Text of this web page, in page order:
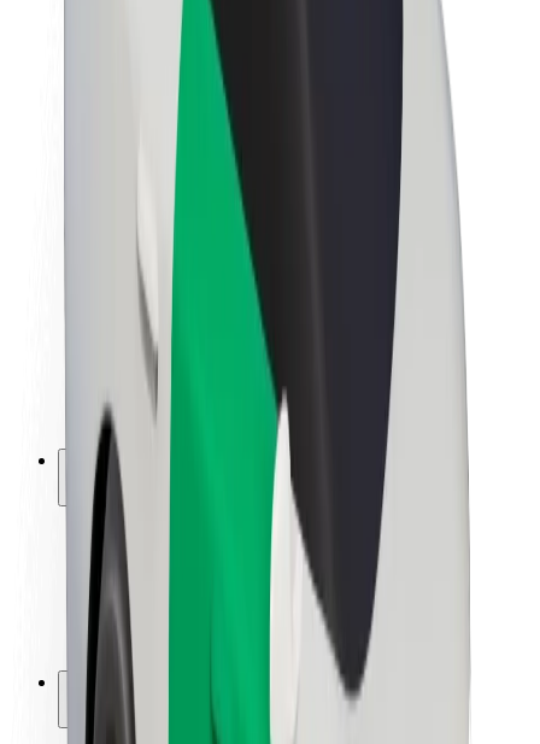
Udržitelnost podle Boltu
Projekt Zero
Tiskové centrum
Pokyny ke značce
Naše poslání
Vztahy s investory
Vedení
Značka
Média
Městský fond
Bezpečnost
Bezpečnost cestujících
Bezpečnost řidičů
Bezpečnost na koloběžce
Laboratoř bezpečnosti
Města